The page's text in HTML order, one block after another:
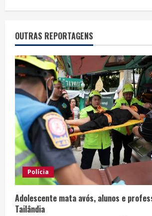
OUTRAS REPORTAGENS
Polícia
Adolescente mata avós, alunos e
Tailândia